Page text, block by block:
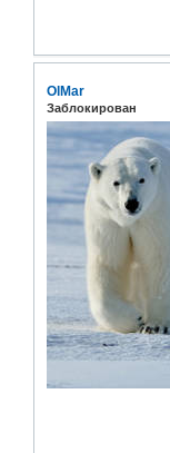
OlMar
Заблокирован